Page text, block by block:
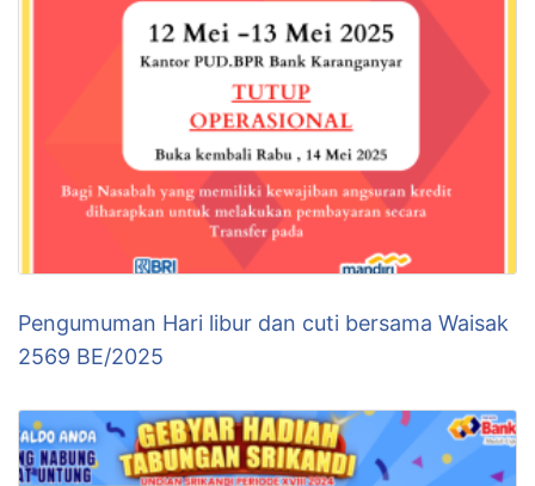
Pengumuman Hari libur dan cuti bersama Waisak
2569 BE/2025